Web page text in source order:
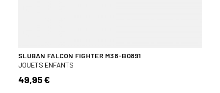
SLUBAN FALCON FIGHTER M38-B0891
JOUETS ENFANTS
49,95 €